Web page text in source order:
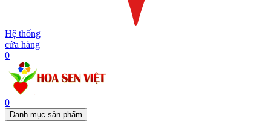
Hệ thống
cửa hàng
0
0
Danh mục sản phẩm